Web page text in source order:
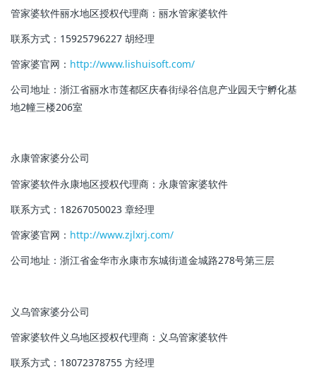
管家婆软件丽水地区授权代理商： 丽水管家婆软件
联系方式：15925796227 胡经理
管家婆官网： http://www.lishuisoft.com/
公司地址：浙江省丽水市莲都区庆春街绿谷信息产业园天宁孵化基
地2幢三楼206室
永康管家婆分公司
管家婆软件永康地区授权代理商：永康管家婆软件
联系方式：18267050023 章经理
管家婆官网： http://www.zjlxrj.com/
公司地址：浙江省金华市永康市东城街道金城路278号第三层
义乌管家婆分公司
管家婆软件义乌地区授权代理商： 义乌管家婆软件
联系方式：18072378755 方经理